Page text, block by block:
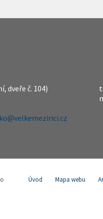
dveře č. 104)
Úvod Mapa webu